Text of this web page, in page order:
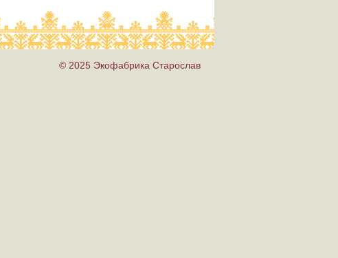
© 2025 Экофабрика Старослав